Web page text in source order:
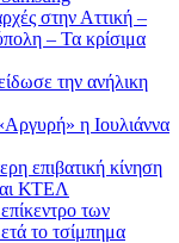
στην Αττική –
– Τα κρίσιμα
την ανήλικη
η Ιουλιάννα
επιβατική κίνηση
ΚΤΕΛ
των
το τσίμπημα